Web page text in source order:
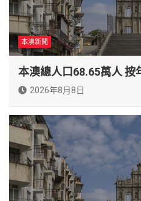
本澳新聞
本澳總人口68.65萬人 按
2026年8月8日